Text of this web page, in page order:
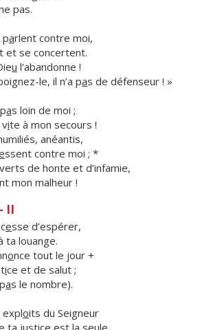
pas.
parlent contre moi,
et se concertent.
u l’abandonne !
le, il n’a pas de défenseur ! »
as loin de moi ;
vite à mon secours !
anéantis,
ssent contre moi ; *
de honte et d’infamie,
mon malheur !
II
esse d’espérer,
ta louange.
once tout le jour +
ice et de salut ;
as le nombre).
exploits du Seigneur
ta justice est la seule.